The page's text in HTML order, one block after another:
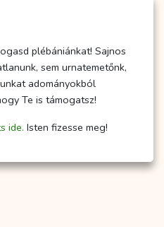
plébániánkat! Sajnos
sem urnatemetőnk,
adományokból
Te is támogatsz!
ide. Isten fizesse meg!